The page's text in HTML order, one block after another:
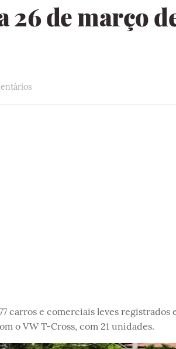
26 de março
carros e comerciais leves registrados
o VW T-Cross, com 21 unidades.